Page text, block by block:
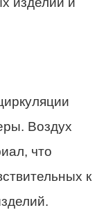
Воздух
что
к